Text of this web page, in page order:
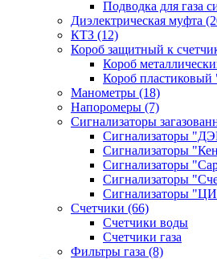
Подводка для газа
Диэлектрическая муфта
КТЗ (12)
Короб защитный к
Короб
Короб
Манометры (18)
Напоромеры (7)
Сигнализаторы
Сигнализаторы
Сигнализаторы
Сигнализаторы
Сигнализаторы
Сигнализаторы
Счетчики (66)
Счетчики воды
Счетчики газа
Фильтры газа (8)